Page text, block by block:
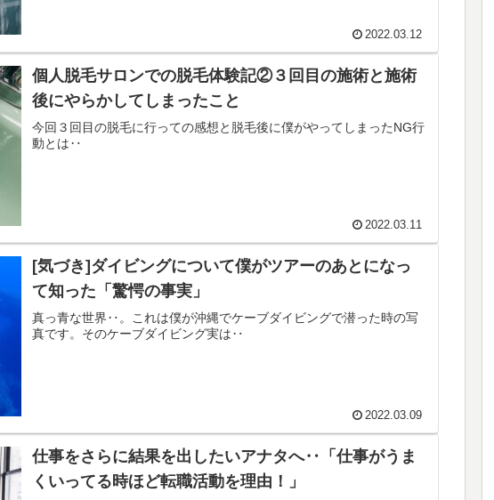
2022.03.12
個人脱毛サロンでの脱毛体験記②３回目の施術と施術
後にやらかしてしまったこと
今回３回目の脱毛に行っての感想と脱毛後に僕がやってしまったNG行
動とは‥
2022.03.11
[気づき]ダイビングについて僕がツアーのあとになっ
て知った「驚愕の事実」
真っ青な世界‥。これは僕が沖縄でケーブダイビングで潜った時の写
真です。そのケーブダイビング実は‥
2022.03.09
仕事をさらに結果を出したいアナタへ‥「仕事がうま
くいってる時ほど転職活動を理由！」